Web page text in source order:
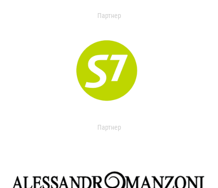
Партнер
Партнер